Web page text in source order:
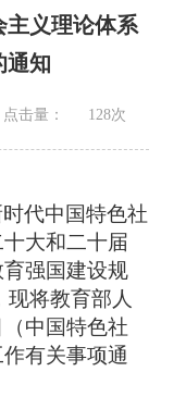
主义理论体系
通知
点击量： 128次
代中国特色社
大和二十届
强国建设规
将教育部人
中国特色社
有关事项通